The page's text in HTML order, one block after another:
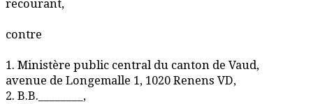
recourant,
contre
1. Ministère public central du canton de Vaud,
avenue de Longemalle 1, 1020 Renens VD,
2. B.B.________,